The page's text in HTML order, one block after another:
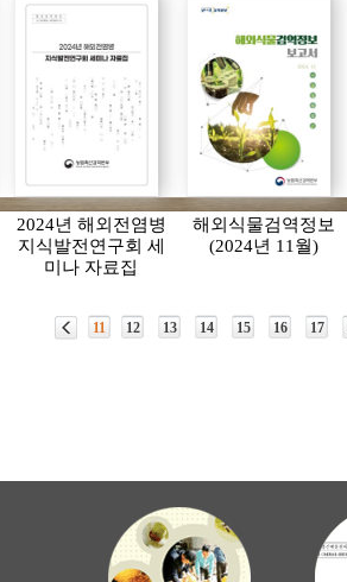
2024년 해외전염병
지식발전연구회 세
미나 자료집
해외식물검역정보
(2024년 11월)
11 12 13 14 15 16 17